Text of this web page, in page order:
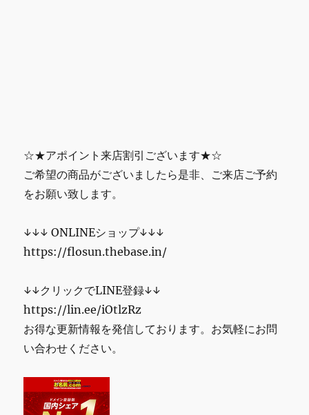
☆★アポイント来店割引ございます★☆
ご希望の商品がございましたら是非、ご来店ご予約
をお願い致します。
↓↓↓ ONLINEショップ↓↓↓
https://flosun.thebase.in/
↓↓クリックでLINE登録↓↓
https://lin.ee/iOtlzRz
お得な更新情報を発信しております。お気軽にお問
い合わせください。